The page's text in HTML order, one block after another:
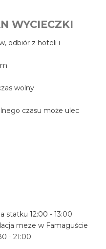
WYCIECZKI
odbiór z hoteli i
wolny
czasu może ulec
statku 12:00 - 13:00
meze w Famaguście
- 21:00